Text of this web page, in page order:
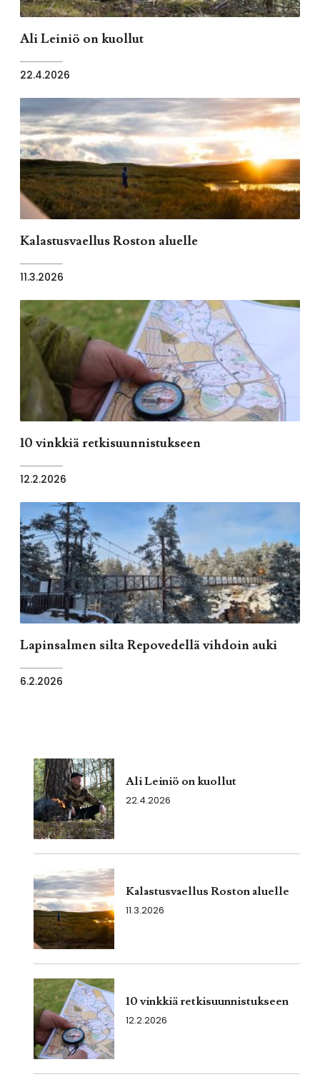
Ali Leiniö on kuollut
22.4.2026
Kalastusvaellus Roston aluelle
11.3.2026
10 vinkkiä retkisuunnistukseen
12.2.2026
Lapinsalmen silta Repovedellä vihdoin auki
6.2.2026
Ali Leiniö on kuollut
22.4.2026
Kalastusvaellus Roston aluelle
11.3.2026
10 vinkkiä retkisuunnistukseen
12.2.2026